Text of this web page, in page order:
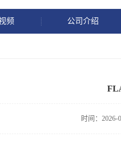
频 公司介绍
时间：2026-